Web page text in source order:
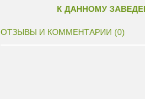
К ДАННОМУ
ОТЗЫВЫ И КОММЕНТАРИИ (0)